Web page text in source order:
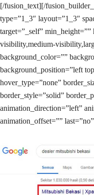
[/fusion_text][/
type=”1_3″ layout=”1_3″
target=”_self”
visibility,medium-
background_color=””
background_position=”left
hover_type=”none”
border_style=”solid”
animation_direction=”left”
animation_offset=””